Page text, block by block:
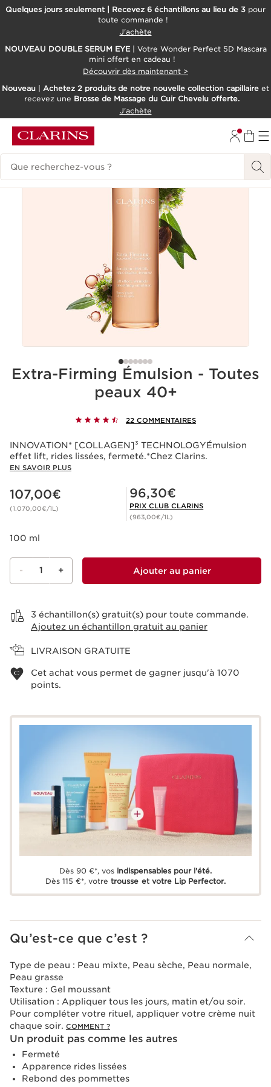
ALLER AU CONTENU
CONSULTER LE PIED DE PAGE
Quelques jours seulement | Recevez 6 échantillons au lieu de 3 pour
toute commande !
J'achète
NOUVEAU DOUBLE SERUM EYE| Votre Wonder Perfect 5D Mascara
mini offert en cadeau !
Découvrir dès maintenant >
Nouveau
Achetez 2 produits de notre nouvelle collection capillaire et
recevez une Brosse de Massage du Cuir Chevelu offerte.
J'achète
Historique des recherches
Meilleure vente
Extra-Firming Émulsion - Toutes
peaux 40+
22 COMMENTAIRES
INNOVATION* [COLLAGEN]³ TECHNOLOGYÉmulsion
effet lift, rides lissées, fermeté.*Chez Clarins.
EN SAVOIR PLUS
Nouveau prix 107,00€
107,00€
(1.070,00€/1L)
Prix Club Clarins 96,30€
96,30€
PRIX CLUB CLARINS
(963,00€/1L)
100 ml
- 1 + Ajouter au panier
3 échantillon(s) gratuit(s) pour toute commande.
Ajoutez un échantillon gratuit au panier
LIVRAISON GRATUITE
Cet achat vous permet de gagner jusqu'à 1070
points.
Dès 90 €*, vos indispensables pour l'été.
Dès 115 €*, votre trousse et votre Lip Perfector.
Qu’est-ce que c’est ?
Type de peau : Peau mixte, Peau sèche, Peau normale,
Peau grasse
Texture : Gel moussant
Utilisation : Appliquer tous les jours, matin et/ou soir.
Pour compléter votre rituel, appliquer votre crème nuit
chaque soir. COMMENT ?
Un produit pas comme les autres
Fermeté
Apparence rides lissées
Rebond des pommettes